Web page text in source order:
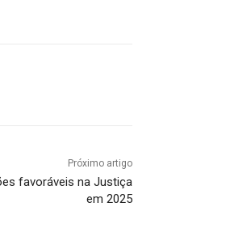
Próximo artigo
favoráveis na Justiça
em 2025